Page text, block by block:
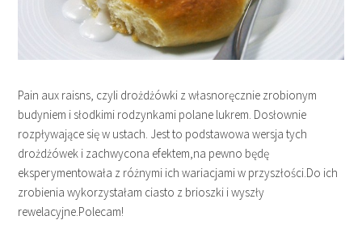
Pain aux raisns, czyli drożdżówki z własnoręcznie zrobionym
budyniem i słodkimi rodzynkami polane lukrem. Dosłownie
rozpływające się w ustach. Jest to podstawowa wersja tych
drożdżówek i zachwycona efektem,na pewno będę
eksperymentowała z różnymi ich wariacjami w przyszłości.Do ich
zrobienia wykorzystałam ciasto z brioszki i wyszły
rewelacyjne.Polecam!